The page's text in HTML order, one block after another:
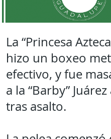
La “Princesa
hizo un boxeo
efectivo, y fue
a la “Barby”
tras asalto.